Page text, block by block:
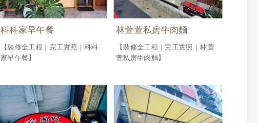
科科家早午餐
【裝修全工程｜完工實照｜科科
家早午餐】
林萱萱私房牛肉麵
【裝修全工程｜完工實照｜林萱
萱私房牛肉麵】